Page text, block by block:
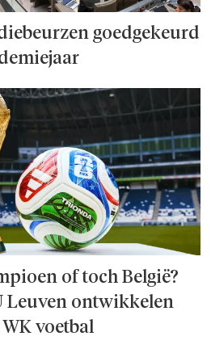
goed­ge­keurd
of toch België?
Leuven ontwikkelen
voetbal